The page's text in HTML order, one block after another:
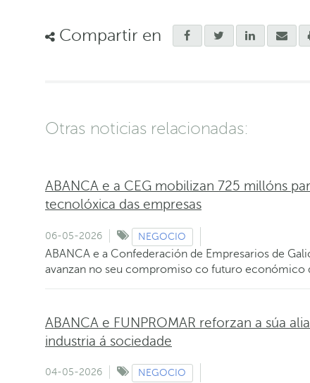
Compartir en
Otras noticias relacionadas:
ABANCA e a CEG mobilizan 725 millóns
tecnolóxica das empresas
06-05-2026 NEGOCIO
ABANCA e a Confederación de Empresarios de
avanzan no seu compromiso co futuro económico
ABANCA e FUNPROMAR reforzan a súa
industria á sociedade
04-05-2026 NEGOCIO